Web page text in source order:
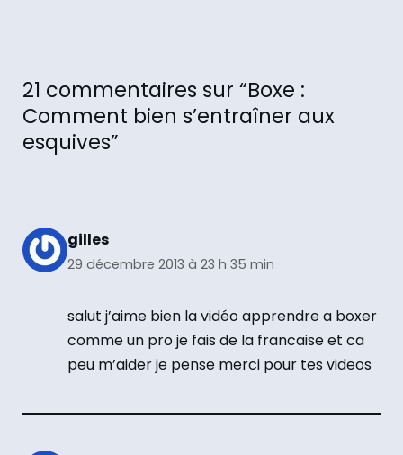
21 commentaires sur “Boxe :
Comment bien s’entraîner aux
esquives”
gilles
29 décembre 2013 à 23 h 35 min
salut j’aime bien la vidéo apprendre a boxer
comme un pro je fais de la francaise et ca
peu m’aider je pense merci pour tes videos